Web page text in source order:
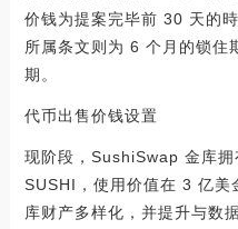
价钱为提案完毕前 30 天的
所属条文则为 6 个月的锁住
期。
代币出售价钱设置
现阶段，SushiSwap 金库拥
SUSHI，使用价值在 3 亿美
库财产多样化，并提升与数